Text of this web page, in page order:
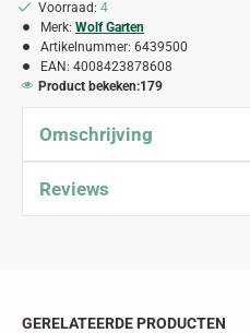
Voorraad: 4
Merk: Wolf Garten
Artikelnummer: 6439500
EAN: 4008423878608
Product bekeken:179
Omschrijving
Reviews
GERELATEERDE PRODUCTEN